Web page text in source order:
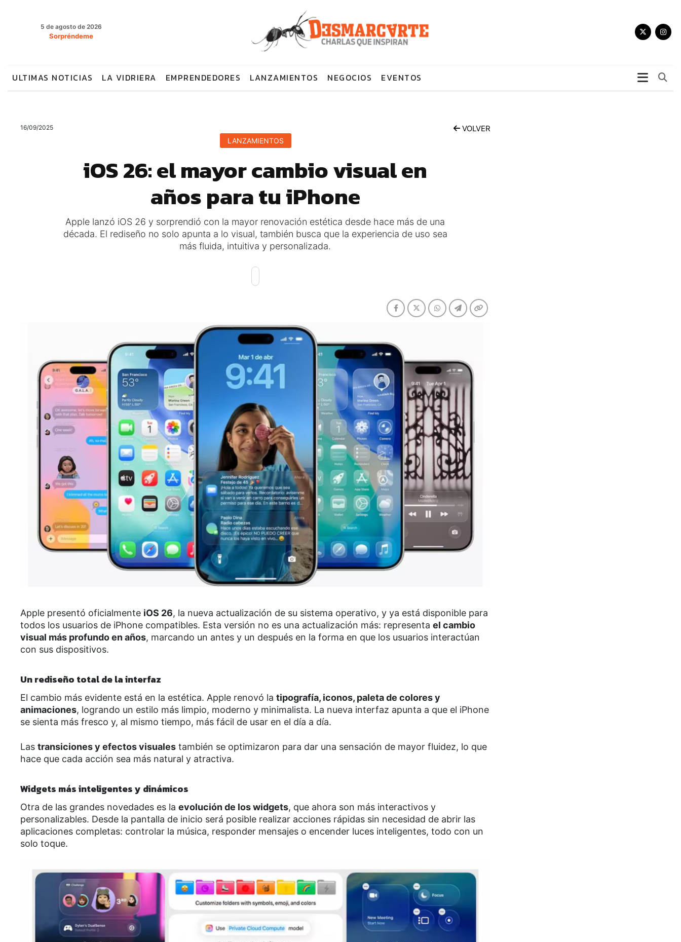
5 de agosto de 2026
Sorpréndeme
ULTIMAS NOTICIAS LA VIDRIERA EMPRENDEDORES LANZAMIENTOS NEGOCIOS EVENTOS
16/09/2025 VOLVER
LANZAMIENTOS
iOS 26: el mayor cambio visual en
años para tu iPhone
Apple lanzó iOS 26 y sorprendió con la mayor renovación estética desde hace más de una
década. El rediseño no solo apunta a lo visual, también busca que la experiencia de uso sea
más fluida, intuitiva y personalizada.
Apple presentó oficialmente iOS 26, la nueva actualización de su sistema operativo, y ya está disponible para
todos los usuarios de iPhone compatibles. Esta versión no es una actualización más: representa el cambio
visual más profundo en años, marcando un antes y un después en la forma en que los usuarios interactúan
con sus dispositivos.
Un rediseño total de la interfaz
El cambio más evidente está en la estética. Apple renovó la tipografía, iconos, paleta de colores y
animaciones, logrando un estilo más limpio, moderno y minimalista. La nueva interfaz apunta a que el iPhone
se sienta más fresco y, al mismo tiempo, más fácil de usar en el día a día.
Las transiciones y efectos visuales también se optimizaron para dar una sensación de mayor fluidez, lo que
hace que cada acción sea más natural y atractiva.
Widgets más inteligentes y dinámicos
Otra de las grandes novedades es la evolución de los widgets, que ahora son más interactivos y
personalizables. Desde la pantalla de inicio será posible realizar acciones rápidas sin necesidad de abrir las
aplicaciones completas: controlar la música, responder mensajes o encender luces inteligentes, todo con un
solo toque.